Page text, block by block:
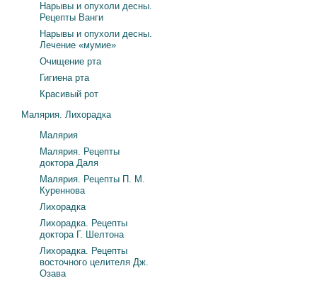
Нарывы и опухоли десны.
Рецепты Ванги
Нарывы и опухоли десны.
Лечение «мумие»
Очищение рта
Гигиена рта
Красивый рот
Малярия. Лихорадка
Малярия
Малярия. Рецепты
доктора Даля
Малярия. Рецепты П. М.
Куреннова
Лихорадка
Лихорадка. Рецепты
доктора Г. Шелтона
Лихорадка. Рецепты
восточного целителя Дж.
Озава